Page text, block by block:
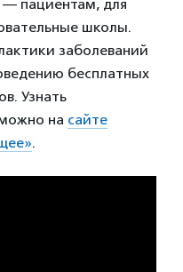
— пациентам, для
школы.
заболеваний
бесплатных
Узнать
на сайте
.